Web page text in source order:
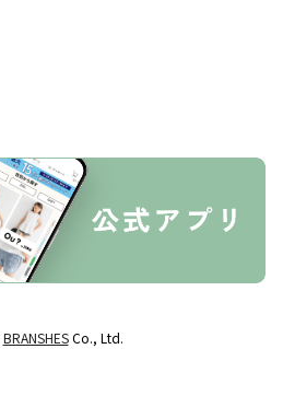
BRANSHESCo., Ltd.